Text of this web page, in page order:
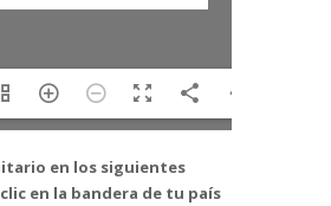
en los siguientes
en la bandera de tu país